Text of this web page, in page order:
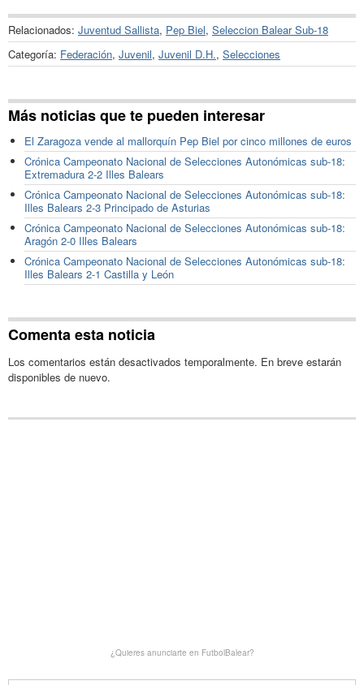
Relacionados: Juventud Sallista, Pep Biel, Seleccion Balear Sub-18
Categoría: Federación, Juvenil, Juvenil D.H., Selecciones
Más noticias que te pueden interesar
El Zaragoza vende al mallorquín Pep Biel por cinco millones de euros
Crónica Campeonato Nacional de Selecciones Autonómicas sub-18:
Extremadura 2-2 Illes Balears
Crónica Campeonato Nacional de Selecciones Autonómicas sub-18:
Illes Balears 2-3 Principado de Asturias
Crónica Campeonato Nacional de Selecciones Autonómicas sub-18:
Aragón 2-0 Illes Balears
Crónica Campeonato Nacional de Selecciones Autonómicas sub-18:
Illes Balears 2-1 Castilla y León
Comenta esta noticia
Los comentarios están desactivados temporalmente. En breve estarán
disponibles de nuevo.
¿Quieres anunciarte en FutbolBalear?